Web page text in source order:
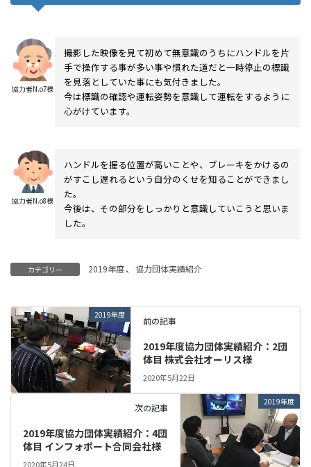
協力者N.o7様
撮影した映像を見て初めて無意識のうちにハンドルを片
手で操作する事が多い事や慣れた道だと一時停止の標識
を見落としていた事にも気付きました。
今は標識の確認や運転姿勢を意識して運転をするように
心がけています。
協力者N.o8様
ハンドルを握る位置が高いことや、ブレーキをかけるの
がすこし遅れるという自分のくせを知ることができまし
た。
今後は、その部分をしっかりと意識していこうと思いま
した。
カテゴリー 2019年度、 協力団体実績紹介
2019年度
前の記事
2019年度協力団体実績紹介：2団
体目 株式会社オーリス様
2020年5月22日
2019年度
次の記事
2019年度協力団体実績紹介：4団
体目 インフォポート合同会社様
2020年5月24日